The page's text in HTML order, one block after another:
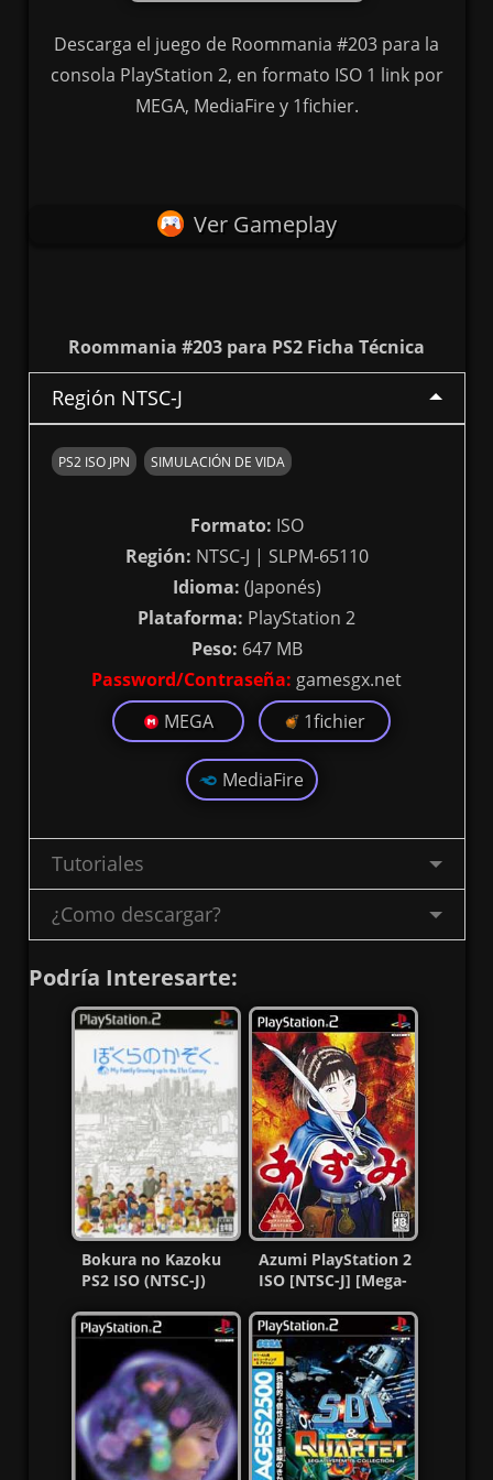
Descarga el juego de Roommania #203 para la
consola PlayStation 2, en formato ISO 1 link por
MEGA, MediaFire y 1fichier.
Ver Gameplay
Roommania #203 para PS2 Ficha Técnica
Región NTSC-J
PS2 ISO JPN SIMULACIÓN DE VIDA
Formato: ISO
Región: NTSC-J | SLPM-65110
Idioma: (Japonés)
Plataforma: PlayStation 2
Peso: 647 MB
Password/Contraseña: gamesgx.net
MEGA
1fichier
MediaFire
Tutoriales
¿Como descargar?
Podría Interesarte:
Bokura no Kazoku
PS2 ISO (NTSC-J)
Azumi PlayStation 2
ISO [NTSC-J] [Mega-